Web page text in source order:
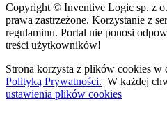
Copyright © Inventive Logic sp. z
prawa zastrzeżone. Korzystanie z
regulaminu. Portal nie ponosi
treści użytkowników!
Strona korzysta z plików cookies w
Polityką Prywatności. W każdej
ustawienia plików cookies